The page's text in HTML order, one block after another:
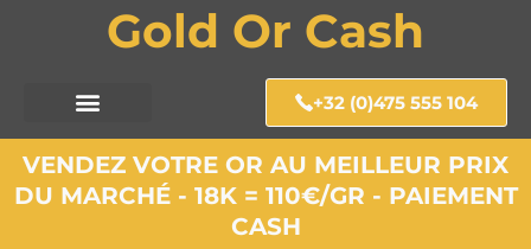
Gold Or Cash
+32 (0)475 555 104
VENDEZ VOTRE OR AU MEILLEUR PRIX
DU MARCHÉ - 18K = 110€/GR - PAIEMENT
CASH